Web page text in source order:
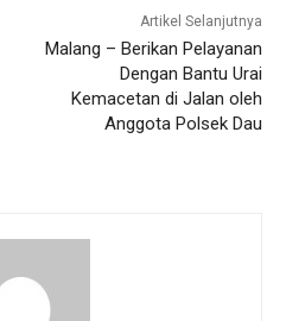
Artikel Selanjutnya
Malang – Berikan Pelayanan
Dengan Bantu Urai
Kemacetan di Jalan oleh
Anggota Polsek Dau